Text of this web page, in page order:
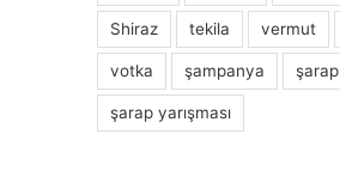
Shiraz tekila vermut
votka şampanya şarap
şarap yarışması